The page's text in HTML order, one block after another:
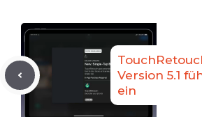
Version 5.1
ein